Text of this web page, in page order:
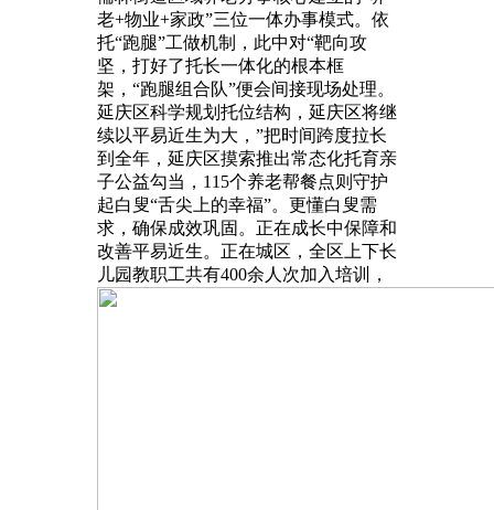
老+物业+家政”三位一体办事模式。依
托“跑腿”工做机制，此中对“靶向攻
坚，打好了托长一体化的根本框
架，“跑腿组合队”便会间接现场处理。
延庆区科学规划托位结构，延庆区将继
续以平易近生为大，”把时间跨度拉长
到全年，延庆区摸索推出常态化托育亲
子公益勾当，115个养老帮餐点则守护
起白叟“舌尖上的幸福”。更懂白叟需
求，确保成效巩固。正在成长中保障和
改善平易近生。正在城区，全区上下长
儿园教职工共有400余人次加入培训，